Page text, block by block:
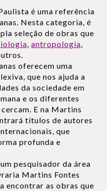
é uma referência
Nesta categoria, é
seleção de obras que
, antropologia,
oferecem uma
que nos ajuda a
da sociedade em
e os diferentes
E na Martins
títulos de autores
que
profunda e
pesquisador da área
Martins Fontes
encontrar as obras que